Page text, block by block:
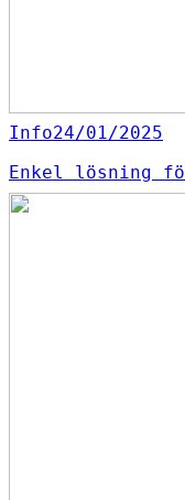
Info24/01/2025
Enkel lösning